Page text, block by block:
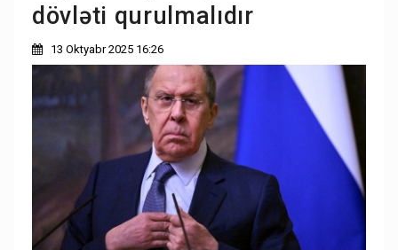
dövləti qurulmalıdır
13 Oktyabr 2025 16:26